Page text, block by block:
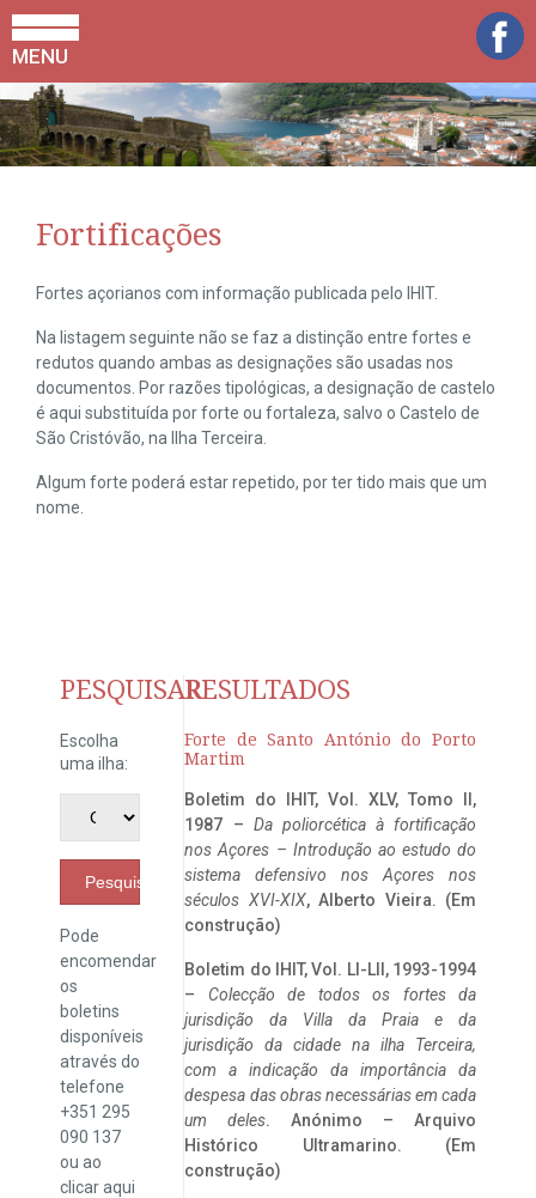
MENU
Fortificações
Fortes açorianos com informação publicada pelo IHIT.
Na listagem seguinte não se faz a distinção entre fortes e
redutos quando ambas as designações são usadas nos
documentos. Por razões tipológicas, a designação de castelo
é aqui substituída por forte ou fortaleza, salvo o Castelo de
São Cristóvão, na Ilha Terceira.
Algum forte poderá estar repetido, por ter tido mais que um
nome.
PESQUISAR
Escolha
uma ilha:
Pesquisar
Pode
encomendar
os
boletins
disponíveis
através do
telefone
+351 295
090 137
ou ao
clicaraqui
RESULTADOS
Forte de Santo António do Porto
Martim
Boletim do IHIT, Vol. XLV, Tomo II,
1987 – Da poliorcética à fortificação
nos Açores – Introdução ao estudo do
sistema defensivo nos Açores nos
séculos XVI-XIX, Alberto Vieira. (Em
construção)
Boletim do IHIT, Vol. LI-LII, 1993-1994
– Colecção de todos os fortes da
jurisdição da Villa da Praia e da
jurisdição da cidade na ilha Terceira,
com a indicação da importância da
despesa das obras necessárias em cada
um deles. Anónimo – Arquivo
Histórico Ultramarino. (Em
construção)